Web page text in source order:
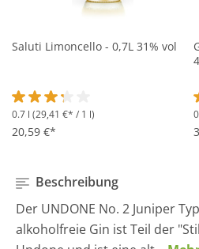
Saluti Limoncello - 0,7L 31% vol
Durchschnittliche Bewertung von
0.7 l (29,41 €* / 1 l)
20,59 €*
Beschreibung
Der UNDONE No. 2 Juniper
alkoholfreie Gin ist Teil der